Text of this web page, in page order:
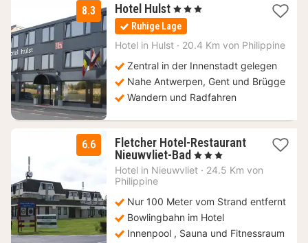
8.3 Hotel Hulst 3
Nächte
ab
112,33
, 3 Sterne
Ruhige Lage
Hotel in Hulst · 20.4 Km von Philippine
Zentral in der Innenstadt gelegen
Nahe Antwerpen, Gent und Brügge
Wandern und Radfahren
6.6
Fletcher Hotel-Restaurant
Nieuwvliet-Bad 1
Nacht
€
, 3 Sterne
Hotel in Nieuwvliet · 24.5 Km von
Philippine
Nur 100 Meter vom Strand entfernt
Bowlingbahn im Hotel
Innenpool , Sauna und Fitnessraum